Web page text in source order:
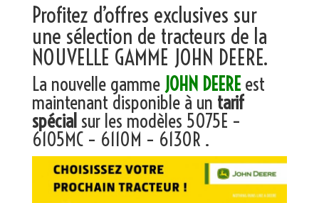
Profitez d’offres exclusives sur
une sélection de tracteurs de la
NOUVELLE GAMME JOHN DEERE.
La nouvelle gamme JOHN DEEREest
maintenant disponible à un tarif
spécial sur les modèles 5075E –
6105MC – 6110M – 6130R .